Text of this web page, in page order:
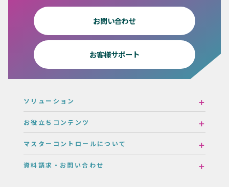
お問い合わせ
お客様サポート
ソリューション
お役立ちコンテンツ
マスターコントロールについて
資料請求・お問い合わせ